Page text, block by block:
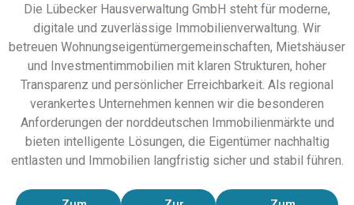
Die Lübecker Hausverwaltung GmbH steht für moderne,
digitale und zuverlässige Immobilienverwaltung. Wir
betreuen Wohnungseigentümergemeinschaften, Mietshäuser
und Investmentimmobilien mit klaren Strukturen, hoher
Transparenz und persönlicher Erreichbarkeit. Als regional
verankertes Unternehmen kennen wir die besonderen
Anforderungen der norddeutschen Immobilienmärkte und
bieten intelligente Lösungen, die Eigentümer nachhaltig
entlasten und Immobilien langfristig sicher und stabil führen.